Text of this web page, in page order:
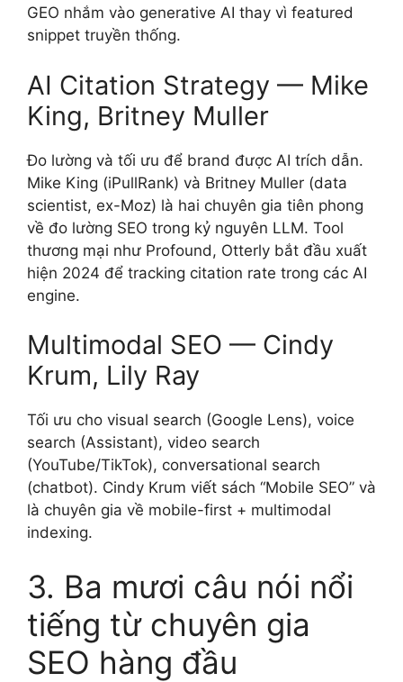
GEO nhắm vào generative AI thay vì featured
snippet truyền thống.
AI Citation Strategy — Mike
King, Britney Muller
Đo lường và tối ưu để brand được AI trích dẫn.
Mike King (iPullRank) và Britney Muller (data
scientist, ex-Moz) là hai chuyên gia tiên phong
về đo lường SEO trong kỷ nguyên LLM. Tool
thương mại như Profound, Otterly bắt đầu xuất
hiện 2024 để tracking citation rate trong các AI
engine.
Multimodal SEO — Cindy
Krum, Lily Ray
Tối ưu cho visual search (Google Lens), voice
search (Assistant), video search
(YouTube/TikTok), conversational search
(chatbot). Cindy Krum viết sách “Mobile SEO” và
là chuyên gia về mobile-first + multimodal
indexing.
3. Ba mươi câu nói nổi
tiếng từ chuyên gia
SEO hàng đầu